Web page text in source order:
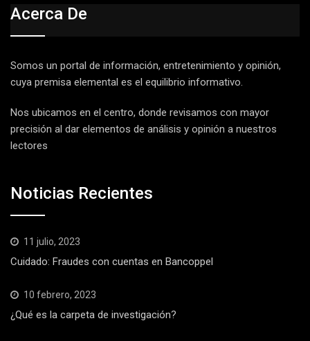
Acerca De
Somos un portal de información, entretenimiento y opinión,
cuya premisa elemental es el equilibrio informativo.
Nos ubicamos en el centro, donde revisamos con mayor
precisión al dar elementos de análisis y opinión a nuestros
lectores
Noticias Recientes
11 julio, 2023
Cuidado: Fraudes con cuentas en Bancoppel
10 febrero, 2023
¿Qué es la carpeta de investigación?